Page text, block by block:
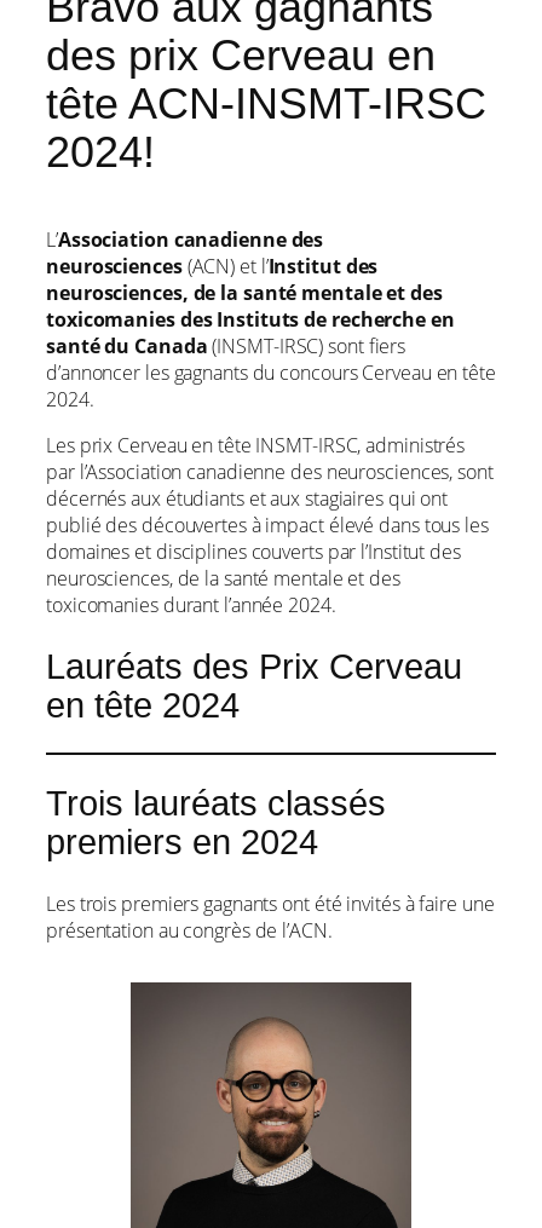
des prix Cerveau en
tête ACN-INSMT-IRSC
2024!
L’Association canadienne des
neurosciences(ACN) et l’Institut des
neurosciences, de la santé mentale et des
toxicomanies des Instituts de recherche en
santé du Canada(INSMT-IRSC) sont fiers
d’annoncer les gagnants du concours Cerveau en tête
2024.
Les prix Cerveau en tête INSMT-IRSC, administrés
par l’Association canadienne des neurosciences, sont
décernés aux étudiants et aux stagiaires qui ont
publié des découvertes à impact élevé dans tous les
domaines et disciplines couverts par l’Institut des
neurosciences, de la santé mentale et des
toxicomanies durant l’année 2024.
Lauréats des Prix Cerveau
en tête 2024
Trois lauréats classés
premiers en 2024
Les trois premiers gagnants ont été invités à faire une
présentation au congrès de l’ACN.